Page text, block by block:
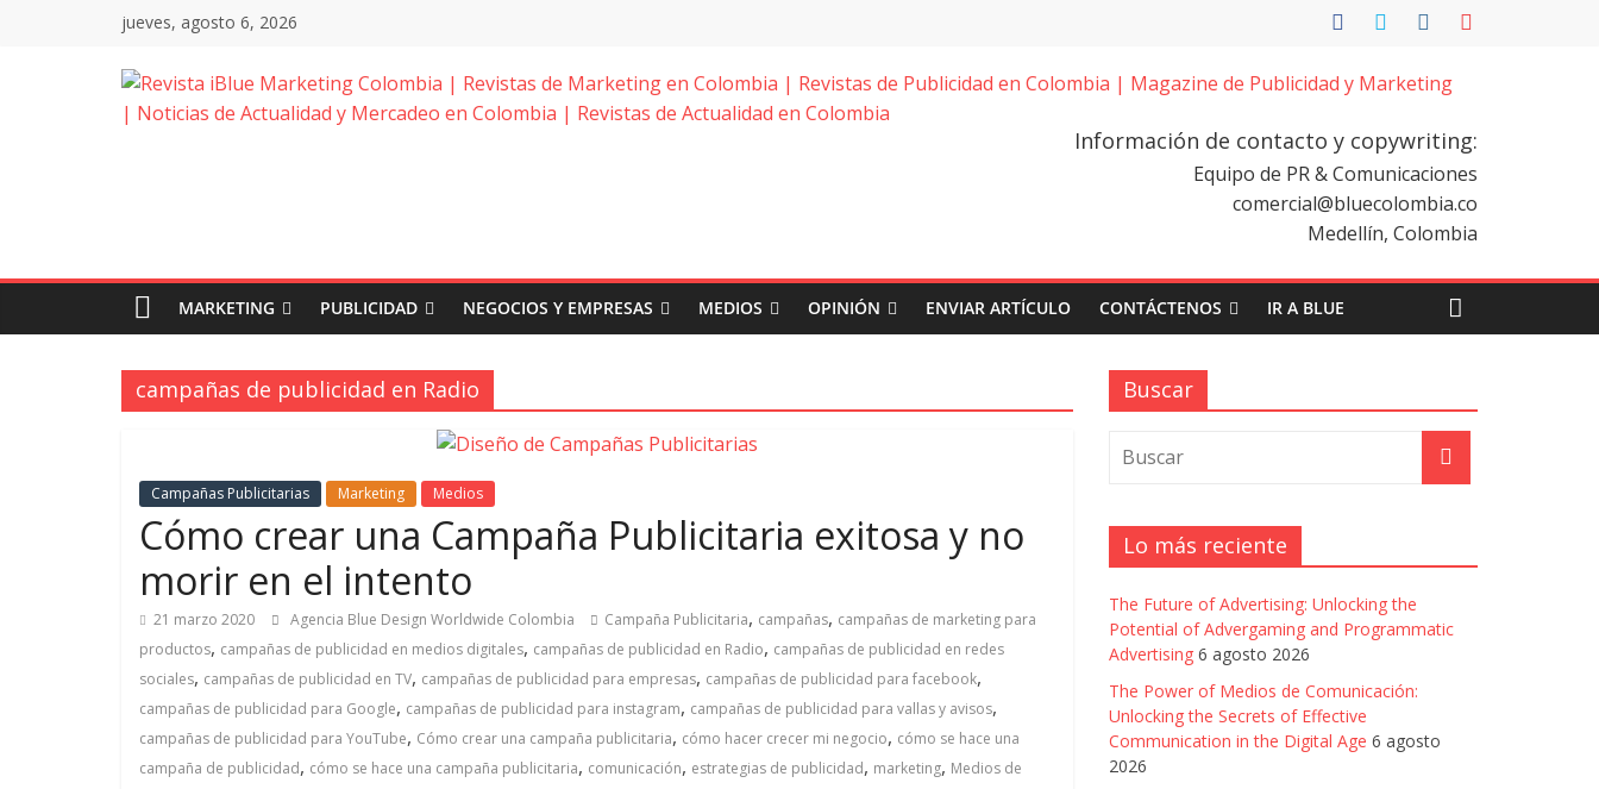
jueves, agosto 6, 2026
Revista
Marketing
Colombia
|
de
Marketing
en
Colombia
Información de contacto y copywriting:
Equipo de PR & Comunicaciones
comercial@bluecolombia.co
Medellín, Colombia
MARKETING PUBLICIDAD NEGOCIOS Y EMPRESAS MEDIOS OPINIÓN ENVIAR ARTÍCULO CONTÁCTENOS IR A BLUE
campañas de publicidad en Radio
Campañas Publicitarias Marketing Medios
Cómo crear una Campaña Publicitaria exitosa y no
morir en el intento
21 marzo 2020 Agencia Blue Design Worldwide Colombia Campaña Publicitaria, campañas, campañas de marketing para
productos, campañas de publicidad en medios digitales, campañas de publicidad en Radio, campañas de publicidad en redes
sociales, campañas de publicidad en TV, campañas de publicidad para empresas, campañas de publicidad para facebook,
campañas de publicidad para Google, campañas de publicidad para instagram, campañas de publicidad para vallas y avisos,
campañas de publicidad para YouTube, Cómo crear una campaña publicitaria, cómo hacer crecer mi negocio, cómo se hace una
campaña de publicidad, cómo se hace una campaña publicitaria, comunicación, estrategias de publicidad, marketing, Medios de
Buscar
Lo más reciente
The Future of Advertising: Unlocking the
Potential of Advergaming and Programmatic
Advertising 6 agosto 2026
The Power of Medios de Comunicación:
Unlocking the Secrets of Effective
Communication in the Digital Age 6 agosto
2026